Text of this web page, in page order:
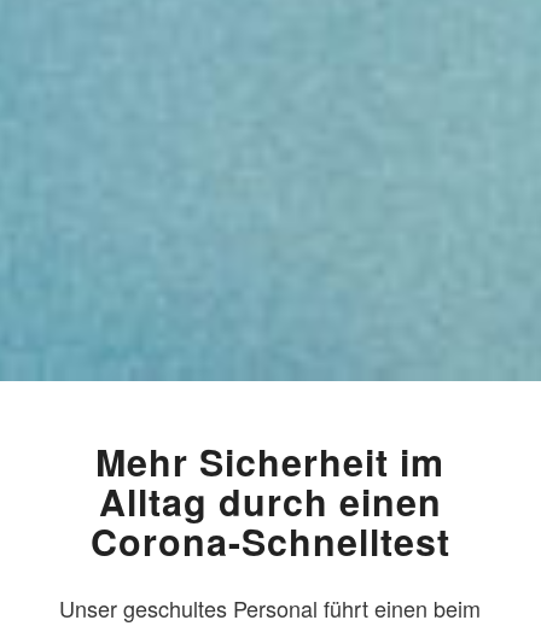
Mehr Sicherheit im
Alltag durch einen
Corona-Schnelltest
Unser geschultes Personal führt einen beim